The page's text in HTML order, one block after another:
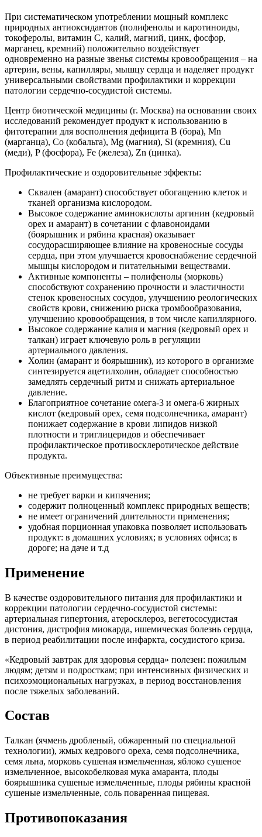
При систематическом употреблении мощный комплекс
природных антиоксидантов (полифенолы и каротиноиды,
токоферолы, витамин С, калий, магний, цинк, фосфор,
марганец, кремний) положительно воздействует
одновременно на разные звенья системы кровообращения – на
артерии, вены, капилляры, мышцу сердца и наделяет продукт
универсальными свойствами профилактики и коррекции
патологии сердечно-сосудистой системы.
Центр биотической медицины (г. Москва) на основании своих
исследований рекомендует продукт к использованию в
фитотерапии для восполнения дефицита B (бора), Mn
(марганца), Co (кобальта), Mg (магния), Si (кремния), Cu
(меди), P (фосфора), Fe (железа), Zn (цинка).
Профилактические и оздоровительные эффекты:
Сквален (амарант) способствует обогащению клеток и
тканей организма кислородом.
Высокое содержание аминокислоты аргинин (кедровый
орех и амарант) в сочетании с флавоноидами
(боярышник и рябина красная) оказывает
сосудорасширяющее влияние на кровеносные сосуды
сердца, при этом улучшается кровоснабжение сердечной
мышцы кислородом и питательными веществами.
Активные компоненты – полифенолы (морковь)
способствуют сохранению прочности и эластичности
стенок кровеносных сосудов, улучшению реологических
свойств крови, снижению риска тромбообразования,
улучшению кровообращения, в том числе капиллярного.
Высокое содержание калия и магния (кедровый орех и
талкан) играет ключевую роль в регуляции
артериального давления.
Холин (амарант и боярышник), из которого в организме
синтезируется ацетилхолин, обладает способностью
замедлять сердечный ритм и снижать артериальное
давление.
Благоприятное сочетание омега-3 и омега-6 жирных
кислот (кедровый орех, семя подсолнечника, амарант)
понижает содержание в крови липидов низкой
плотности и триглицеридов и обеспечивает
профилактическое противосклеротическое действие
продукта.
Объективные преимущества:
не требует варки и кипячения;
содержит полноценный комплекс природных веществ;
не имеет ограничений длительности применения;
удобная порционная упаковка позволяет использовать
продукт: в домашних условиях; в условиях офиса; в
дороге; на даче и т.д
Применение
В качестве оздоровительного питания для профилактики и
коррекции патологии сердечно-сосудистой системы:
артериальная гипертония, атеросклероз, вегетососудистая
дистония, дистрофия миокарда, ишемическая болезнь сердца,
в период реабилитации после инфаркта, сосудистого криза.
«Кедровый завтрак для здоровья сердца» полезен: пожилым
людям; детям и подросткам; при интенсивных физических и
психоэмоциональных нагрузках, в период восстановления
после тяжелых заболеваний.
Состав
Талкан (ячмень дробленый, обжаренный по специальной
технологии), жмых кедрового ореха, семя подсолнечника,
семя льна, морковь сушеная измельченная, яблоко сушеное
измельченное, высокобелковая мука амаранта, плоды
боярышника сушеные измельченные, плоды рябины красной
сушеные измельченные, соль поваренная пищевая.
Противопоказания